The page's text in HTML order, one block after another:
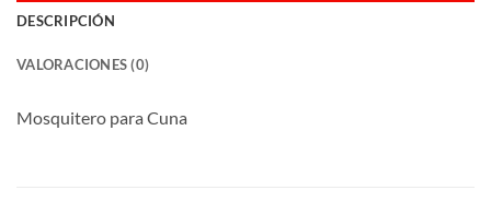
DESCRIPCIÓN
VALORACIONES (0)
Mosquitero para Cuna